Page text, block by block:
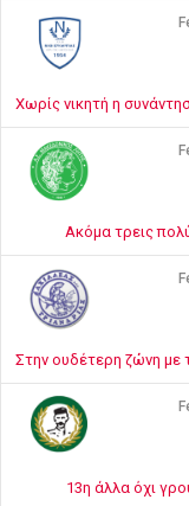
Χωρίς νικητή η
Ακόμα τρεις
Στην ουδέτερη ζώνη με
13η άλλα όχι